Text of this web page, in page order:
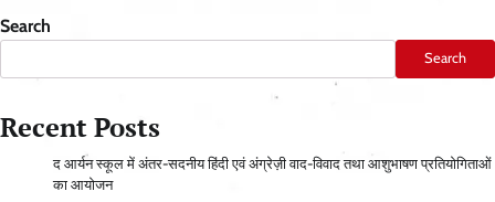
Search
Search
Recent Posts
द आर्यन स्कूल में अंतर-सदनीय हिंदी एवं अंग्रेज़ी वाद-विवाद तथा आशुभाषण प्रतियोगिताओं
का आयोजन